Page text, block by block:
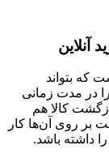
آنلاین
که بتواند
در مدت زمانی
کالا هم
بر روی آن‌ها کار
داشته باشد.